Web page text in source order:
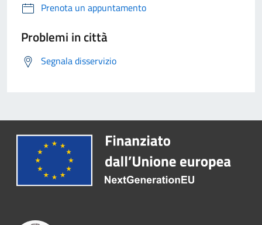
Prenota un appuntamento
Problemi in città
Segnala disservizio